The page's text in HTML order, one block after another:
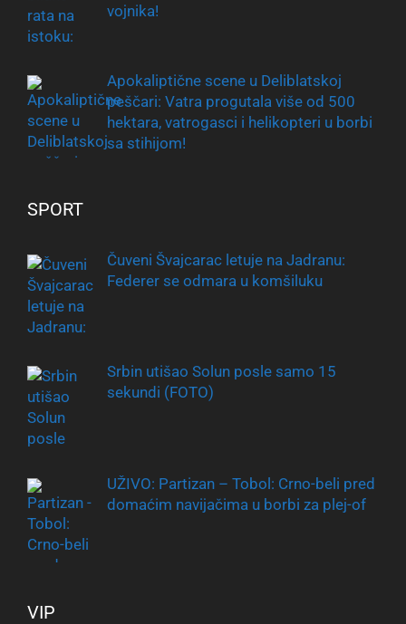
vojnika!
Apokaliptične scene u Deliblatskoj
peščari: Vatra progutala više od 500
hektara, vatrogasci i helikopteri u borbi
sa stihijom!
SPORT
Čuveni Švajcarac letuje na Jadranu:
Federer se odmara u komšiluku
Srbin utišao Solun posle samo 15
sekundi (FOTO)
UŽIVO: Partizan – Tobol: Crno-beli pred
domaćim navijačima u borbi za plej-of
VIP